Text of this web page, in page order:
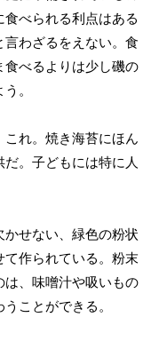
べられる利点はある
わざるをえない。食
べるよりは少し磯の
。
これ。焼き海苔にほん
。子どもには特に人
かせない、緑色の粉状
作られている。粉末
は、味噌汁や吸いもの
ことができる。